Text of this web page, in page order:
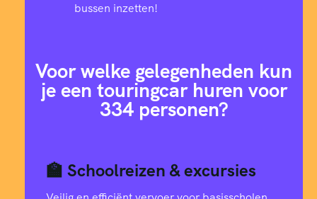
bussen inzetten!
Voor welke gelegenheden kun
je een touringcar huren voor
334 personen?
🏫 Schoolreizen & excursies